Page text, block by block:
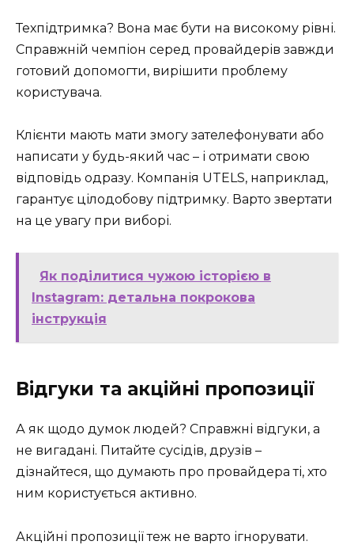
Техпідтримка? Вона має бути на високому рівні.
Справжній чемпіон серед провайдерів завжди
готовий допомогти, вирішити проблему
користувача.
Клієнти мають мати змогу зателефонувати або
написати у будь-який час – і отримати свою
відповідь одразу. Компанія UTELS, наприклад,
гарантує цілодобову підтримку. Варто звертати
на це увагу при виборі.
Як поділитися чужою історією в
Instagram: детальна покрокова
інструкція
Відгуки та акційні пропозиції
А як щодо думок людей? Справжні відгуки, а
не вигадані. Питайте сусідів, друзів –
дізнайтеся, що думають про провайдера ті, хто
ним користується активно.
Акційні пропозиції теж не варто ігнорувати.